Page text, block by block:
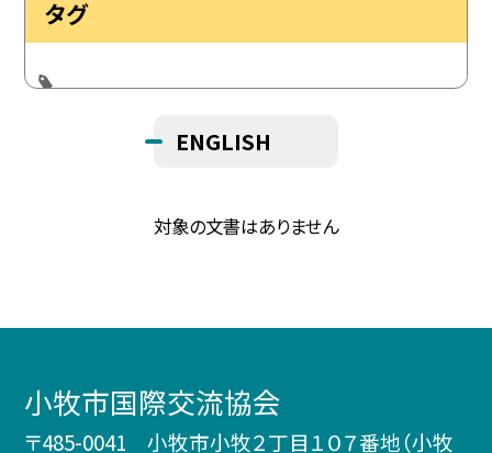
タグ
ENGLISH
対象の文書はありません
小牧市国際交流協会
〒485-0041 小牧市小牧２丁目１０７番地（小牧